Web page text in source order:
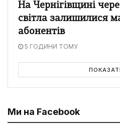
На Чернігівщині
світла залишилися
абонентів
5 ГОДИНИ ТОМУ
Ми на Facebook